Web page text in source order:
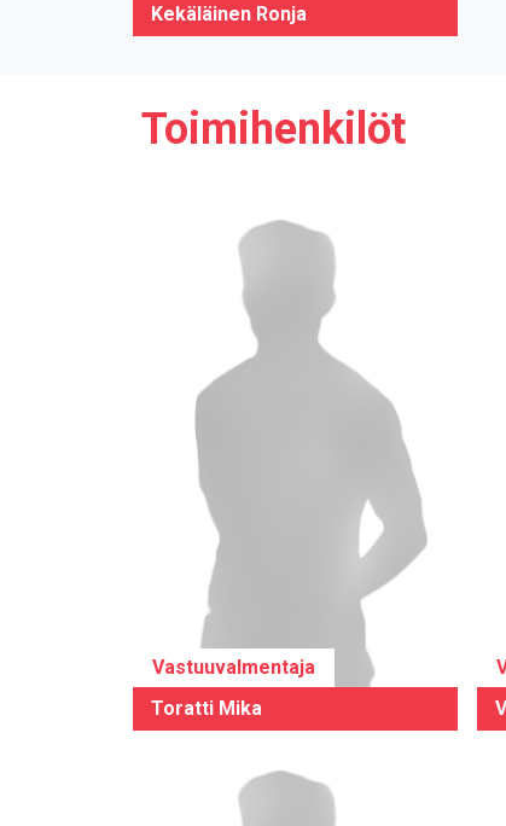
Kekäläinen Ronja
Toimihenkilöt
Vastuuvalmentaja
Toratti Mika